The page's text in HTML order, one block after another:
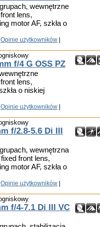
wewnętrzne
lens,
motor AF, szkła o
Opinie użytkowników
f/4 G OSS PZ
lens,
o niskiej
Opinie użytkowników
f/2.8-5.6 Di III
wewnętrzna
front lens,
motor AF, szkła o
Opinie użytkowników
f/4-7.1 Di III VC